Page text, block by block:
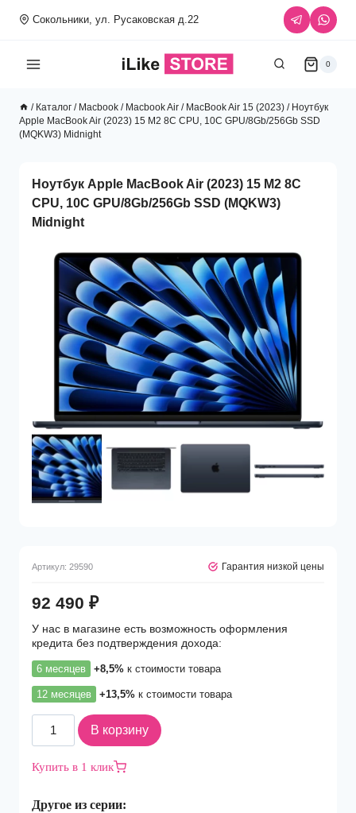
Сокольники, ул. Русаковская д.22
0
/ Каталог / Macbook / Macbook Air / MacBook Air 15 (2023) / Ноутбук
Apple MacBook Air (2023) 15 M2 8C CPU, 10C GPU/8Gb/256Gb SSD
(MQKW3) Midnight
Ноутбук Apple MacBook Air (2023) 15 M2 8C
CPU, 10C GPU/8Gb/256Gb SSD (MQKW3)
Midnight
Артикул: 29590 Гарантия низкой цены
92 490 ₽
У нас в магазине есть возможность оформления
кредита без подтверждения дохода:
6 месяцев +8,5% к стоимости товара
12 месяцев +13,5% к стоимости товара
Количество
товара
Apple
Air
В корзину
Купить в 1 клик
Другое из серии: